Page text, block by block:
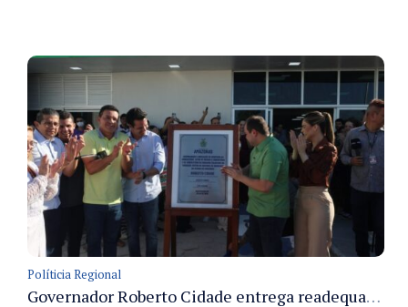
Políticia Regional
Governador Roberto Cidade entrega readequação do ambulatório da FCecon e amplia capacidade de atendimento oncológico em Manaus